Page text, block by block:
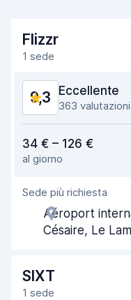
Flizzr
1 sede
9,3 Eccellente
363 valutazioni
Facile da trovare
Gentilezza degli agenti
Rapidità del ritiro
Pulizia del veicolo
34 € – 126 €
al giorno
Sede più richiesta
Aéroport
Césaire, Le
SIXT
1 sede